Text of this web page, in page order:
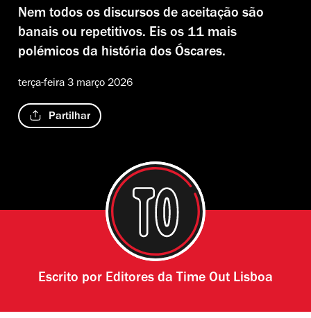
Nem todos os discursos de aceitação são
banais ou repetitivos. Eis os 11 mais
polémicos da história dos Óscares.
terça-feira 3 março 2026
Partilhar
Escrito por Editores da Time Out Lisboa